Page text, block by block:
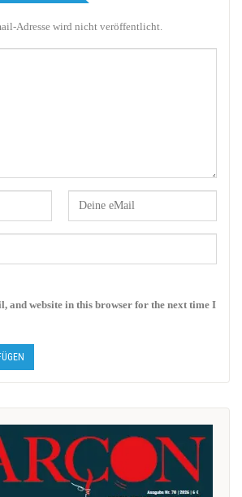
Adresse wird nicht veröffentlicht.
and website in this browser for the next time I